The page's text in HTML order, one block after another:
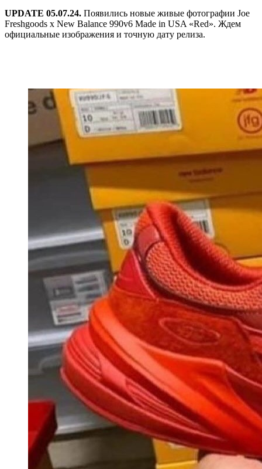
UPDATE 05.07.24. Появились новые живые фотографии Joe
Freshgoods x New Balance 990v6 Made in USA «Red». Ждем
официальные изображения и точную дату релиза.